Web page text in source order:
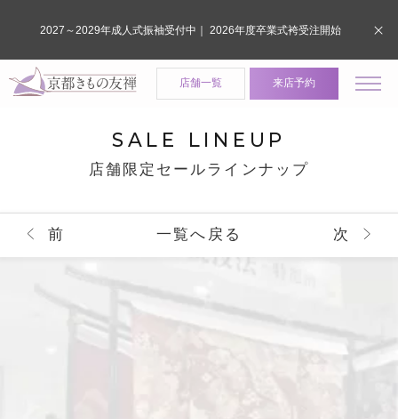
店舗一覧 来店予約
SALE LINEUP
店舗限定セールラインナップ
前 一覧へ戻る 次
2027～2029年成人式振袖受付中｜ 2026年度卒業式袴受注開始